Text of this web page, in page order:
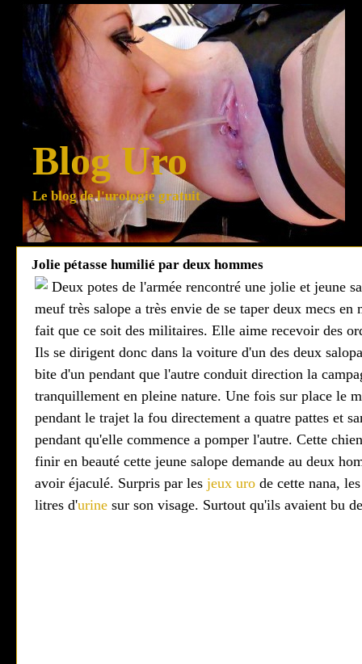
Blog Uro
Le blog de l'urologie gratuit
Jolie pétasse humilié par deux hommes
Deux potes de l'armée rencontré une jolie et jeune
meuf très salope a très envie de se taper deux mecs en
fait que ce soit des militaires. Elle aime recevoir des
Ils se dirigent donc dans la voiture d'un des deux
bite d'un pendant que l'autre conduit direction la
tranquillement en pleine nature. Une fois sur place le
pendant le trajet la fou directement a quatre pattes et
pendant qu'elle commence a pomper l'autre. Cette
finir en beauté cette jeune salope demande au deux
avoir éjaculé. Surpris par les jeux uro de cette nana,
litres d'urine sur son visage. Surtout qu'ils avaient bu